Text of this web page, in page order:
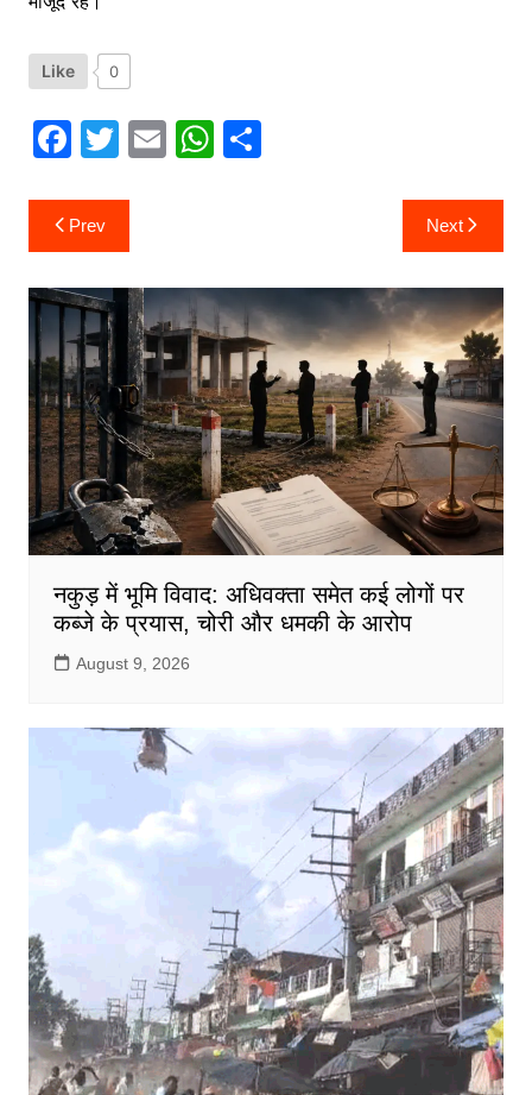
Like 0
F
c
e
b
o
o
k
T
itt
er
E W
A
p
p
S
Post
navigation
Prev Next
नकुड़ में भूमि विवाद: अधिवक्ता समेत कई लोगों पर
कब्जे के प्रयास, चोरी और धमकी के आरोप
August 9, 2026